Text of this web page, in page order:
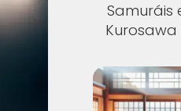
Samuráis